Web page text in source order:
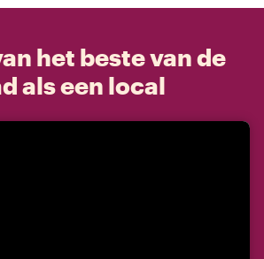
het beste van de
als een local